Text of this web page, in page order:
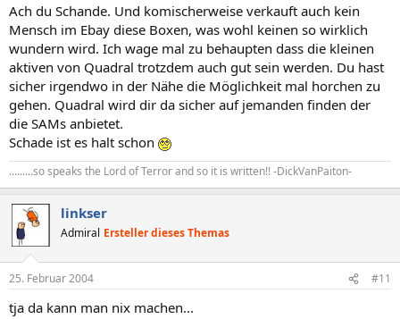
Ach du Schande. Und komischerweise verkauft auch kein
Mensch im Ebay diese Boxen, was wohl keinen so wirklich
wundern wird. Ich wage mal zu behaupten dass die kleinen
aktiven von Quadral trotzdem auch gut sein werden. Du hast
sicher irgendwo in der Nähe die Möglichkeit mal horchen zu
gehen. Quadral wird dir da sicher auf jemanden finden der
die SAMs anbietet.
Schade ist es halt schon
.........so speaks the Lord of Terror and so it is written!! -DickVanPaiton-
linkser
Admiral Ersteller dieses Themas
25. Februar 2004 #11
tja da kann man nix machen...